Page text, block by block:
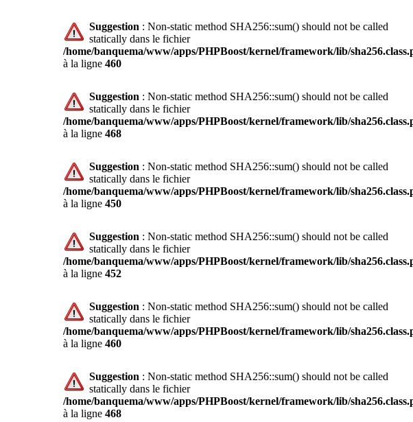
Suggestion : Non-static method SHA256::sum() should not be called
statically dans le fichier
/home/banquema/www/apps/PHPBoost/kernel/framework/lib/
à la ligne 460
Suggestion : Non-static method SHA256::sum() should not be called
statically dans le fichier
/home/banquema/www/apps/PHPBoost/kernel/framework/lib/
à la ligne 468
Suggestion : Non-static method SHA256::sum() should not be called
statically dans le fichier
/home/banquema/www/apps/PHPBoost/kernel/framework/lib/
à la ligne 450
Suggestion : Non-static method SHA256::sum() should not be called
statically dans le fichier
/home/banquema/www/apps/PHPBoost/kernel/framework/lib/
à la ligne 452
Suggestion : Non-static method SHA256::sum() should not be called
statically dans le fichier
/home/banquema/www/apps/PHPBoost/kernel/framework/lib/
à la ligne 460
Suggestion : Non-static method SHA256::sum() should not be called
statically dans le fichier
/home/banquema/www/apps/PHPBoost/kernel/framework/lib/
à la ligne 468